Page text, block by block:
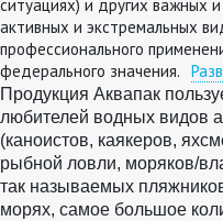
ситуациях) и других важных
активных и экстремальных
профессионального
федерального значения.
Продукция Аквапак
любителей водных видов
(каноистов, каякеров,
рыбной ловли, моряков/
так называемых
морях, самое большое